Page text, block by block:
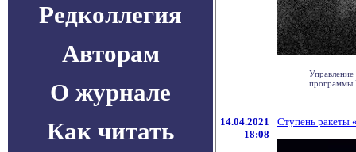
Редколлегия
Авторам
О журнале
Как читать
программы
14.04.2021
18:08
Ступень ракеты